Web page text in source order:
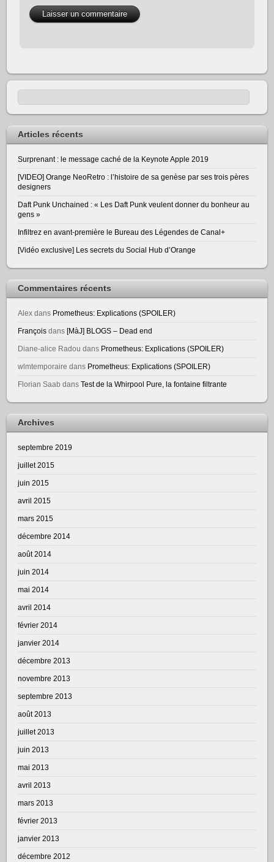
Articles récents
Surprenant : le message caché de la Keynote Apple 2019
[VIDEO] Orange NeoRetro : l’histoire de sa genèse par ses trois pères
designers
Daft Punk Unchained : « Les Daft Punk veulent donner du bonheur au
gens »
Infiltrez en avant-première le Bureau des Légendes de Canal+
[Vidéo exclusive] Les secrets du Social Hub d’Orange
Commentaires récents
Alex dans Prometheus: Explications (SPOILER)
François dans[MàJ] BLOGS – Dead end
Diane-alice Radou dans Prometheus: Explications (SPOILER)
wlmtemporaire dans Prometheus: Explications (SPOILER)
Florian Saab dansTest de la Whirpool Pure, la fontaine filtrante
Archives
septembre 2019
juillet 2015
juin 2015
avril 2015
mars 2015
décembre 2014
août 2014
juin 2014
mai 2014
avril 2014
février 2014
janvier 2014
décembre 2013
novembre 2013
septembre 2013
août 2013
juillet 2013
juin 2013
mai 2013
avril 2013
mars 2013
février 2013
janvier 2013
décembre 2012